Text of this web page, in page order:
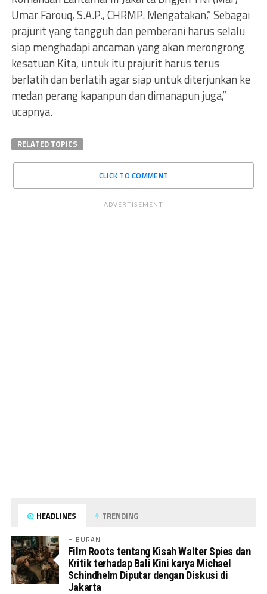
Umar Farouq, S.A.P., CHRMP. Mengatakan,” Sebagai
prajurit yang tangguh dan pemberani harus selalu
siap menghadapi ancaman yang akan merongrong
kesatuan Kita, untuk itu prajurit harus terus
berlatih dan berlatih agar siap untuk diterjunkan ke
medan perang kapanpun dan dimanapun juga,”
ucapnya.
RELATED TOPICS
CLICK TO COMMENT
ADVERTISEMENT
HEADLINES TRENDING
HIBURAN
Film Roots tentang Kisah Walter Spies dan
Kritik terhadap Bali Kini karya Michael
Schindhelm Diputar dengan Diskusi di
Jakarta